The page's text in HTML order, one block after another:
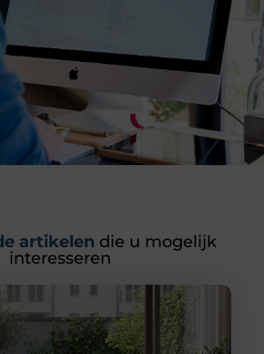
artikelen die u mogelijk
interesseren